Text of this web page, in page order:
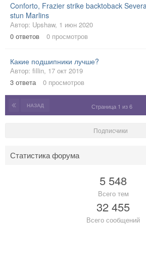
Conforto, Frazier strike backtoback
stun Marlins
Автор: Upshaw, 1 июн 2020
0 ответов 0 просмотров
Какие подшипники лучше?
Автор: fillin, 17 окт 2019
3 ответа 0 просмотров
НАЗАД Страница 1 из 6
Подписчики
Статистика форума
5 548
Всего тем
32 455
Всего сообщений